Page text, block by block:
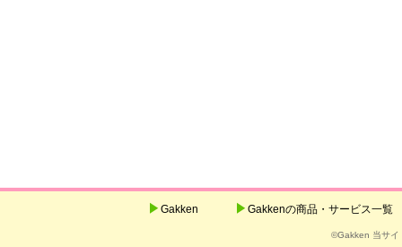
Gakken Gakkenの商品・サービス一覧
©Gakken 当サイ